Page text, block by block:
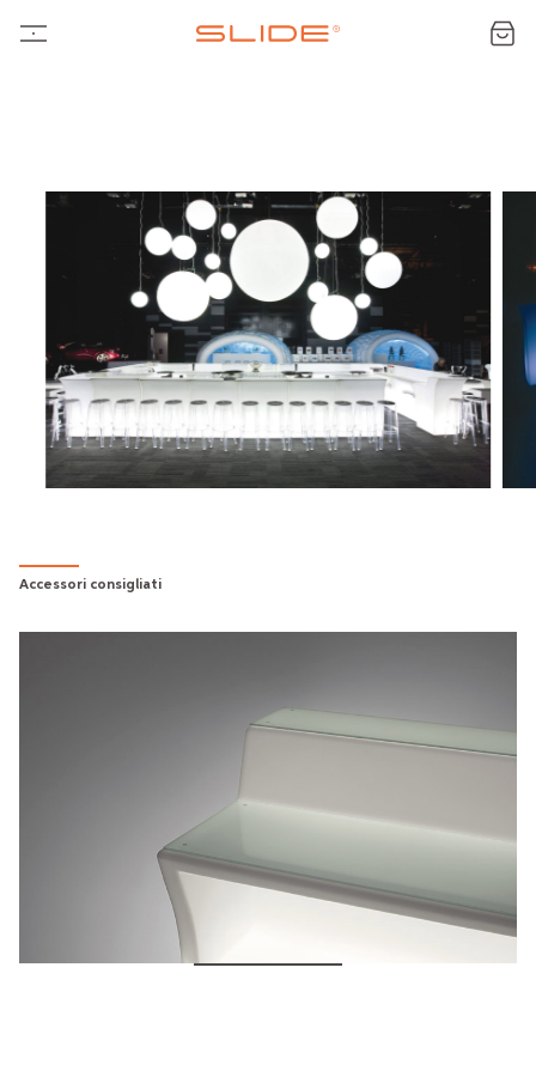
Accessori consigliati
JUMBO BAR - ACCESSORIES
€146.00